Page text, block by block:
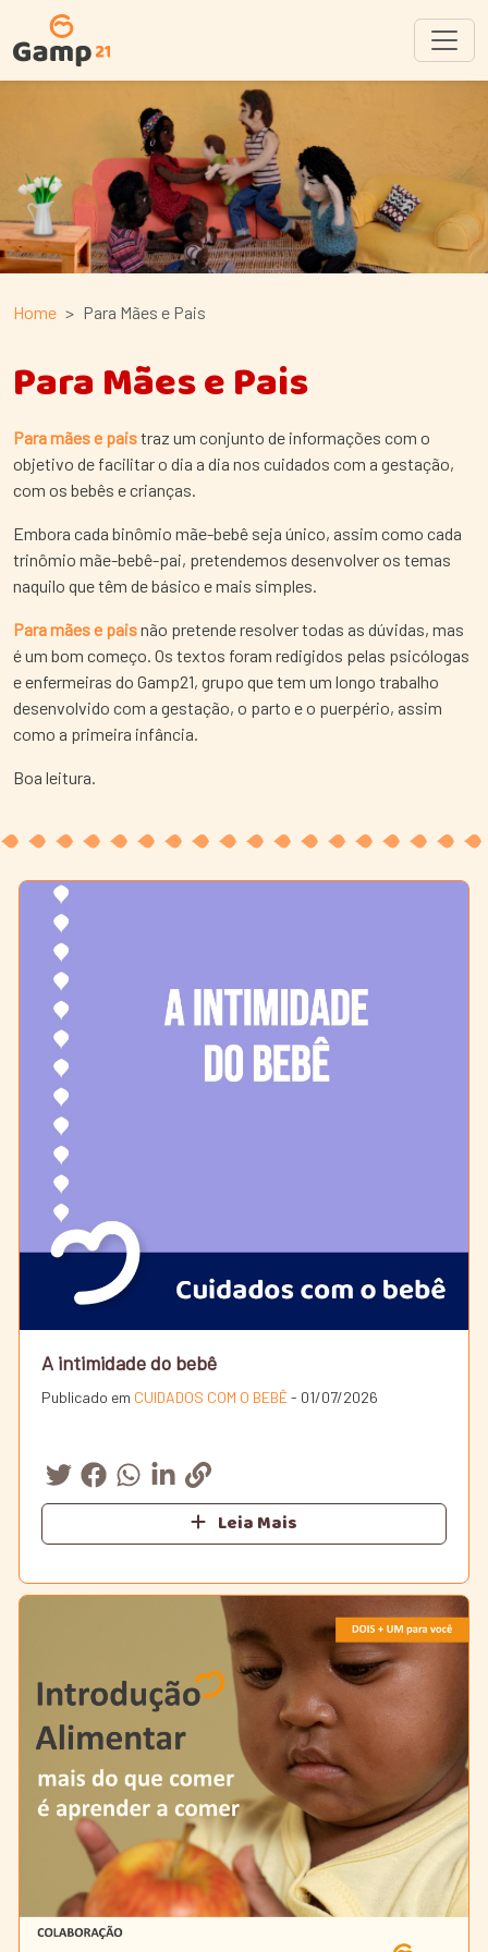
Home Para Mães e Pais
Para Mães e Pais
Para mães e paistraz um conjunto de informações com o
objetivo de facilitar o dia a dia nos cuidados com a gestação,
com os bebês e crianças.
Embora cada binômio mãe-bebê seja único, assim como cada
trinômio mãe-bebê-pai, pretendemos desenvolver os temas
naquilo que têm de básico e mais simples.
Para mães e paisnão pretende resolver todas as dúvidas, mas
é um bom começo. Os textos foram redigidos pelas psicólogas
e enfermeiras do Gamp21, grupo que tem um longo trabalho
desenvolvido com a gestação, o parto e o puerpério, assim
como a primeira infância.
Boa leitura.
A intimidade do bebê
Publicado em CUIDADOS COM O BEBÊ- 01/07/2026
Leia Mais